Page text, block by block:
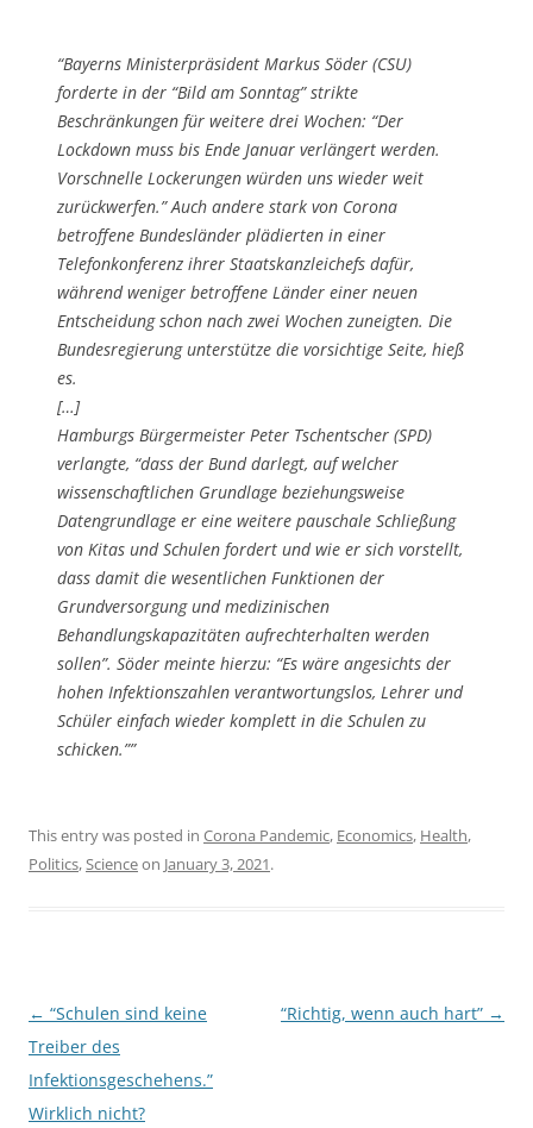
“Bayerns Ministerpräsident Markus Söder (CSU)
forderte in der “Bild am Sonntag” strikte
Beschränkungen für weitere drei Wochen: “Der
Lockdown muss bis Ende Januar verlängert werden.
Vorschnelle Lockerungen würden uns wieder weit
zurückwerfen.” Auch andere stark von Corona
betroffene Bundesländer plädierten in einer
Telefonkonferenz ihrer Staatskanzleichefs dafür,
während weniger betroffene Länder einer neuen
Entscheidung schon nach zwei Wochen zuneigten. Die
Bundesregierung unterstütze die vorsichtige Seite, hieß
es.
[…]
Hamburgs Bürgermeister Peter Tschentscher (SPD)
verlangte, “dass der Bund darlegt, auf welcher
wissenschaftlichen Grundlage beziehungsweise
Datengrundlage er eine weitere pauschale Schließung
von Kitas und Schulen fordert und wie er sich vorstellt,
dass damit die wesentlichen Funktionen der
Grundversorgung und medizinischen
Behandlungskapazitäten aufrechterhalten werden
sollen”. Söder meinte hierzu: “Es wäre angesichts der
hohen Infektionszahlen verantwortungslos, Lehrer und
Schüler einfach wieder komplett in die Schulen zu
schicken.””
This entry was posted in Corona Pandemic, Economics, Health,
Politics,Scienceon January 3, 2021.
Post
navigation
← “Schulen sind keine
Treiber des
Infektionsgeschehens.”
Wirklich nicht?
“Richtig, wenn auch hart” →